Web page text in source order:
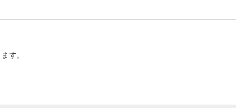
す。